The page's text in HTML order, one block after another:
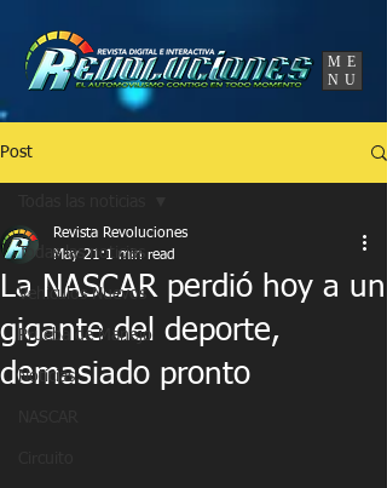
ME
NU
Post
Todas las noticias
Vehículos Nuevos
Prueba de Manejo
Noticias
La NASCAR perdió hoy a un
gigante del deporte,
demasiado pronto
Revista Revoluciones
May 21 1 min read